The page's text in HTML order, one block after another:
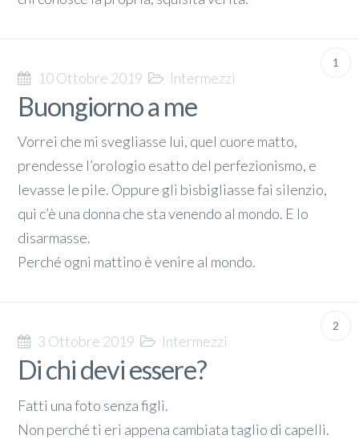
1
10 Ottobre 2019 Intermezzi
Buongiorno a me
Vorrei che mi svegliasse lui, quel cuore matto,
prendesse l’orologio esatto del perfezionismo, e
levasse le pile. Oppure gli bisbigliasse fai silenzio,
qui c’è una donna che sta venendo al mondo. E lo
disarmasse.
Perché ogni mattino è venire al mondo.
2
3 Ottobre 2019 Intermezzi
Di chi devi essere?
Fatti una foto senza figli.
Non perché ti eri appena cambiata taglio di capelli.